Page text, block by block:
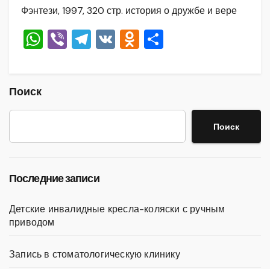
Фэнтези, 1997, 320 стр. история о дружбе и вере
W
A
p
Vi T
a
m
V O
kl
a
в
и
Поиск
Поиск
Последние записи
Детские инвалидные кресла-коляски с ручным
приводом
Запись в стоматологическую клинику